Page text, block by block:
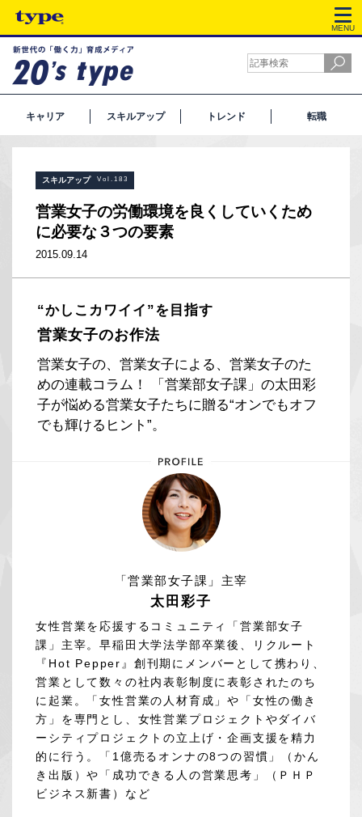
MENU
キャリア スキルアップ トレンド 転職
スキルアップ Vol.183
営業女子の労働環境を良くしていくため
に必要な３つの要素
2015.09.14
“かしこカワイイ”を目指す
営業女子のお作法
営業女子の、営業女子による、営業女子のた
めの連載コラム！ 「営業部女子課」の太田彩
子が悩める営業女子たちに贈る“オンでもオフ
でも輝けるヒント”。
「営業部女子課」主宰
太田彩子
女性営業を応援するコミュニティ「営業部女子
課」主宰。早稲田大学法学部卒業後、リクルート
『Hot Pepper』創刊期にメンバーとして携わり、
営業として数々の社内表彰制度に表彰されたのち
に起業。「女性営業の人材育成」や「女性の働き
方」を専門とし、女性営業プロジェクトやダイバ
ーシティプロジェクトの立上げ・企画支援を精力
的に行う。「1億売るオンナの8つの習慣」（かん
き出版）や「成功できる人の営業思考」（ＰＨＰ
ビジネス新書）など